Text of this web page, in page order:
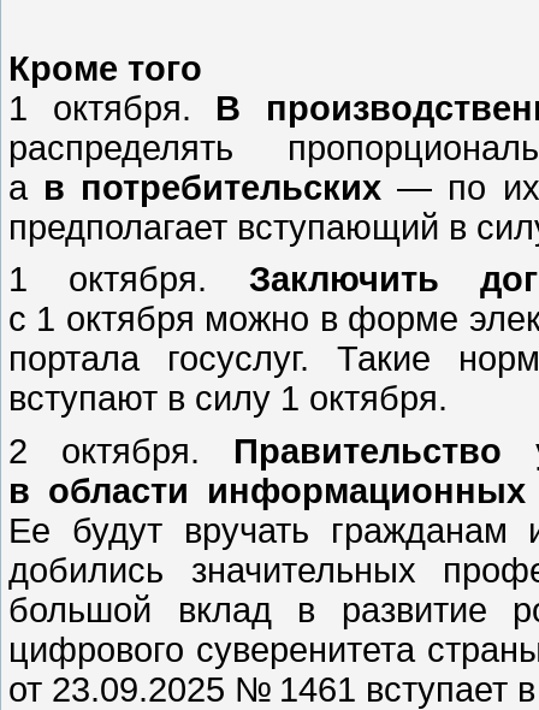
Кроме того
1 октября. В
распределять
а в потребительских — по их
предполагает вступающий в
1 октября. Заключить
с 1 октября можно в форме
портала госуслуг. Такие
вступают в силу 1 октября.
2 октября.
в области
Ее будут вручать гражданам
добились значительных
большой вклад в развитие
цифрового суверенитета
от 23.09.2025 № 1461 вступает